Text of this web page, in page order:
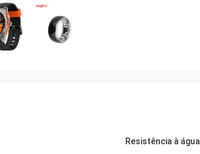
Resistência à água